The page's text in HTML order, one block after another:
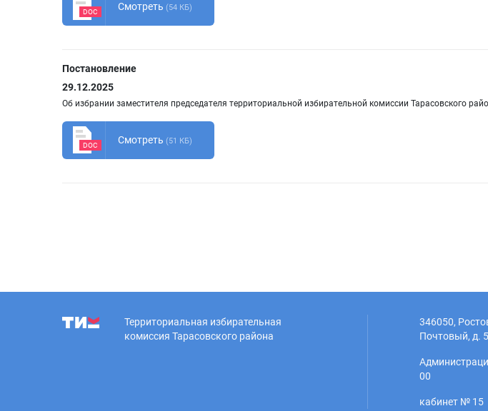
DOC Смотреть (54 КБ)
Постановление
29.12.2025
Об избрании заместителя председателя территориальной избирательной комиссии Тарасовского
DOC Смотреть (51 КБ)
Территориальная избирательная
комиссия Тарасовского района
346050,
Почтовый, д. 5
00
кабинет № 15